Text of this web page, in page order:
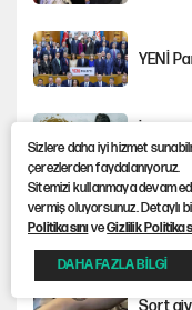
YENİ
Nesil
Şort
Sizlere daha iyi hizmet
çerezlerden faydalanıyoruz.
Sitemizi kullanmaya devam
vermiş oluyorsunuz. Detaylı
PolitikasınıveGizlilik
DAHA FAZLA BİLGİ